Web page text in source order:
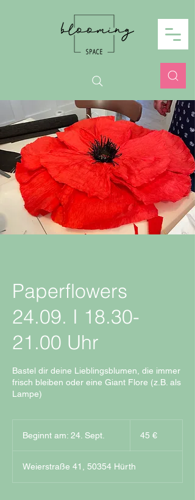
Paperflowers
24.09. I 18.30-
21.00 Uhr
Bastel dir deine Lieblingsblumen, die immer
frisch bleiben oder eine Giant Flore (z.B. als
Lampe)
Beginnt am: 24. Sept.
i
45 €
Weierstraße 41, 50354 Hürth